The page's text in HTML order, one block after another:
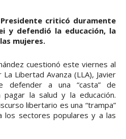
criticó duramente
y defendió la educación, la
mujeres.
cuestionó este viernes al
Libertad Avanza (LLA), Javier
defender a una “casta” de
pagar la salud y la educación.
libertario es una “trampa”
los sectores populares y a las